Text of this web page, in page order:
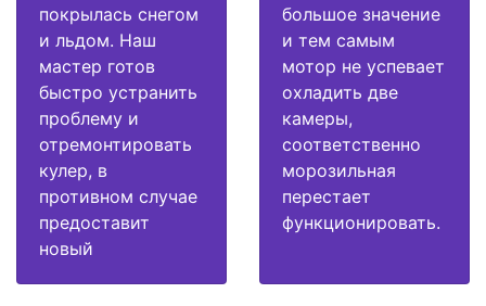
покрылась снегом
и льдом. Наш
мастер готов
быстро устранить
проблему и
отремонтировать
кулер, в
противном случае
предоставит
новый
большое значение
и тем самым
мотор не успевает
охладить две
камеры,
соответственно
морозильная
перестает
функционировать.